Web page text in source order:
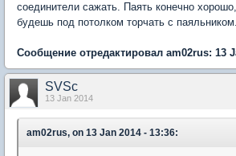
соединители сажать. Паять конечно
будешь под потолком торчать с паяльником.
Сообщение отредактировал am02rus: 13
SVSc
13 Jan 2014
am02rus, on 13 Jan 2014 - 13:36: